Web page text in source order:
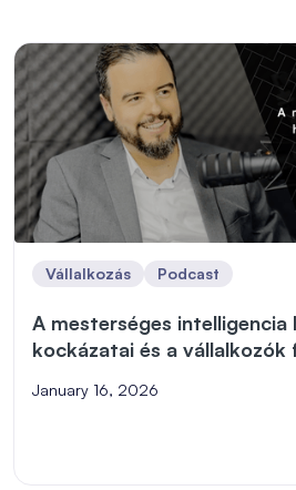
Vállalkozás Podcast
A mesterséges intelligencia
kockázatai és a vállalkozók
January 16, 2026